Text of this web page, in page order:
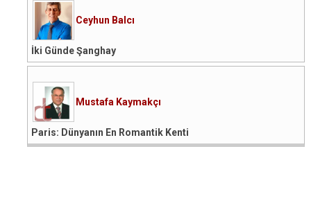
Ceyhun Balcı
İki Günde Şanghay
Mustafa Kaymakçı
Paris: Dünyanın En Romantik Kenti